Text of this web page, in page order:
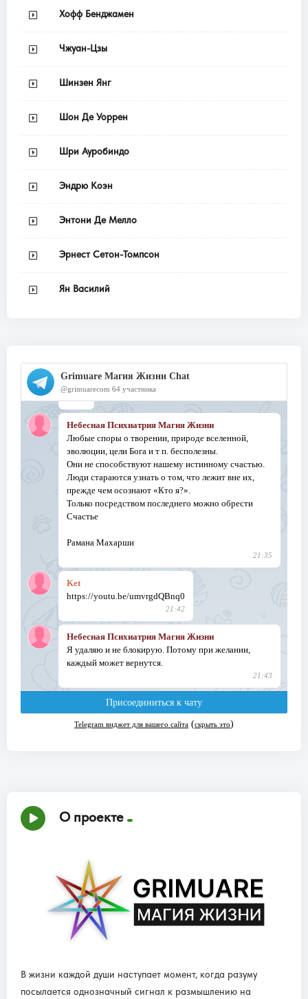
Хофф Бенджамен
Чжуан-Цзы
Шинзен Янг
Шон Де Уоррен
Шри Ауробиндо
Эндрю Коэн
Энтони Де Мелло
Эрнест Сетон-Томпсон
Ян Василий
О проекте
В жизни каждой души наступает момент, когда разуму
посылается однозначный сигнал к размышлению на